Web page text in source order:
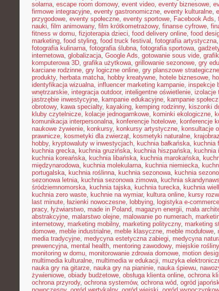
solarna, escape room domowy, event video, eventy biznesowe,
firmowe integracyjne, eventy gastronomiczne, eventy kulturalne,
przygodowe, eventy społeczne, eventy sportowe, Facebook Ads,
nauki, film animowany, film krótkometrażowy, finanse cyfrowe,
fitness w domu, fizjoterapia dzieci, food delivery online, food
marketing, food styling, food truck festival , fotografia artystyczna
fotografia kulinarna, fotografia ślubna, fotografia sportowa,
internetowa, globalizacja, Google Ads, gotowanie sous vide,
komputerowa 3D, grafika użytkowa, grillowanie sezonowe, gry
karciane rodzinne, gry logiczne online, gry planszowe strategiczne
produkty, herbata matcha, hobby kreatywne, hotele biznesowe,
identyfikacja wizualna, influencer marketing kampanie, inspekcje
wnętrzarskie, integracja outdoor, inteligentne oświetlenie, izolacje
jastrzębie inwestycyjne, kampanie edukacyjne, kampanie
obrotowy, kawa specialty, kayaking, kemping rodzinny, kiszonki
kluby czytelnicze, kolacje jednogarnkowe, kominki ekologiczne,
komunikacja interpersonalna, konferencje hotelowe, konferencje
naukowe żywienie, konkursy, konkursy artystyczne, konsultacje
prawnicze, kosmetyki dla zwierząt, kosmetyki naturalne,
hobby, kryptowaluty w inwestycjach, kuchnia bałkańska, kuchnia
kuchnia grecka, kuchnia gruzińska, kuchnia hiszpańska, kuchnia
kuchnia koreańska, kuchnia libańska, kuchnia marokańska,
międzynarodowa, kuchnia molekularna, kuchnia niemiecka,
portugalska, kuchnia roślinna, kuchnia sezonowa, kuchnia
sezonowa letnia, kuchnia sezonowa zimowa, kuchnia
śródziemnomorska, kuchnia tajska, kuchnia turecka, kuchnia
kuchnia zero waste, kuchnie na wymiar, kultura online, kursy
last minute, łazienki nowoczesne, lobbying, logistyka e-commerce
pracy, łyżwiarstwo, made in Poland, magazyn energii, mała
abstrakcyjne, malarstwo olejne, malowanie po numerach,
internetowy, marketing mobilny, marketing polityczny, marketing
domowe, meble industrialne, meble klasyczne, meble modułowe,
media tradycyjne, medycyna estetyczna zabiegi, medycyna
prewencyjna, mental health, mentoring zawodowy, miejskie rośliny
monitoring w domu, monitorowanie zdrowia domowe, motion
multimedia kulturalne, multimedia w edukacji, muzyka
nauka gry na gitarze, nauka gry na pianinie, nauka śpiewu,
żywieniowe, obiady budżetowe, obsługa klienta online, ochrona
ochrona przyrody, ochrona systemów, ochrona wód, ogród